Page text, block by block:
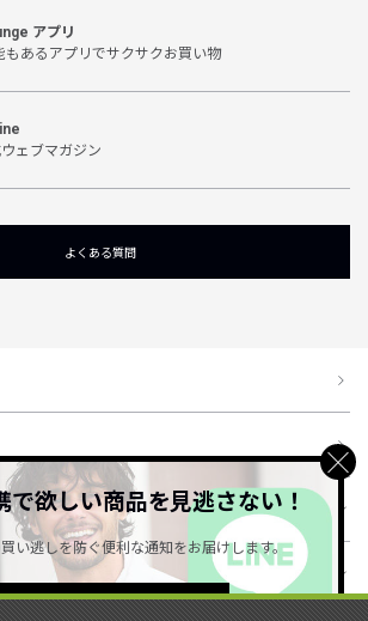
アプリ
もあるアプリでサクサクお買い物
ェブマガジン
よくある質問
で欲しい商品を見逃さない！
い逃しを防ぐ便利な通知をお届けします。
詳しくはこちら ＞